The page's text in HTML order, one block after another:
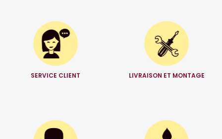
SERVICE CLIENT LIVRAISON ET MONTAGE